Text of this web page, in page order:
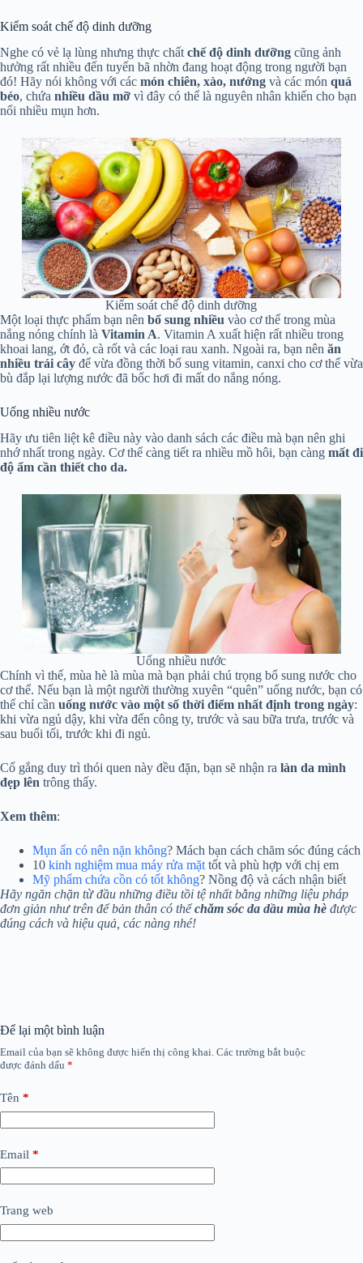
Kiểm soát chế độ dinh dưỡng
Nghe có vẻ lạ lùng nhưng thực chấtchế độ dinh dưỡng cũng ảnh
hưởng rất nhiều đến tuyến bã nhờn đang hoạt động trong người bạn
đó! Hãy nói không với các món chiên, xào, nướng và các món quá
béo, chứa nhiều dầu mỡ vì đây có thể là nguyên nhân khiến cho bạn
nổi nhiều mụn hơn.
Kiểm soát chế độ dinh dưỡng
Một loại thực phẩm bạn nên bổ sung nhiều vào cơ thể trong mùa
nắng nóng chính là Vitamin A. Vitamin A xuất hiện rất nhiều trong
khoai lang, ớt đỏ, cà rốt và các loại rau xanh. Ngoài ra, bạn nên ăn
nhiều trái cây để vừa đồng thời bổ sung vitamin, canxi cho cơ thể vừa
bù đắp lại lượng nước đã bốc hơi đi mất do nắng nóng.
Uống nhiều nước
Hãy ưu tiên liệt kê điều này vào danh sách các điều mà bạn nên ghi
nhớ nhất trong ngày. Cơ thể càng tiết ra nhiều mồ hôi, bạn càng mất đi
độ ẩm cần thiết cho da.
Uống nhiều nước
Chính vì thế, mùa hè là mùa mà bạn phải chú trọng bổ sung nước cho
cơ thể. Nếu bạn là một người thường xuyên “quên” uống nước, bạn có
thể chỉ cần uống nước vào một số thời điểm nhất định trong ngày:
khi vừa ngủ dậy, khi vừa đến công ty, trước và sau bữa trưa, trước và
sau buổi tối, trước khi đi ngủ.
Cố gắng duy trì thói quen này đều đặn, bạn sẽ nhận ra làn da mình
đẹp lên trông thấy.
Xem thêm:
Mụn ẩn có nên nặn không? Mách bạn cách chăm sóc đúng cách
10 kinh nghiệm mua máy rửa mặttốt và phù hợp với chị em
Mỹ phẩm chứa cồn có tốt không? Nồng độ và cách nhận biết
Hãy ngăn chặn từ đầu những điều tồi tệ nhất bằng những liệu pháp
đơn giản như trên để bản thân có thểchăm sóc da dầu mùa hè được
đúng cách và hiệu quả, các nàng nhé!
Để lại một bình luận
Email của bạn sẽ không được hiển thị công khai. Các trường bắt buộc
được đánh dấu *
Tên *
Email *
Trang web